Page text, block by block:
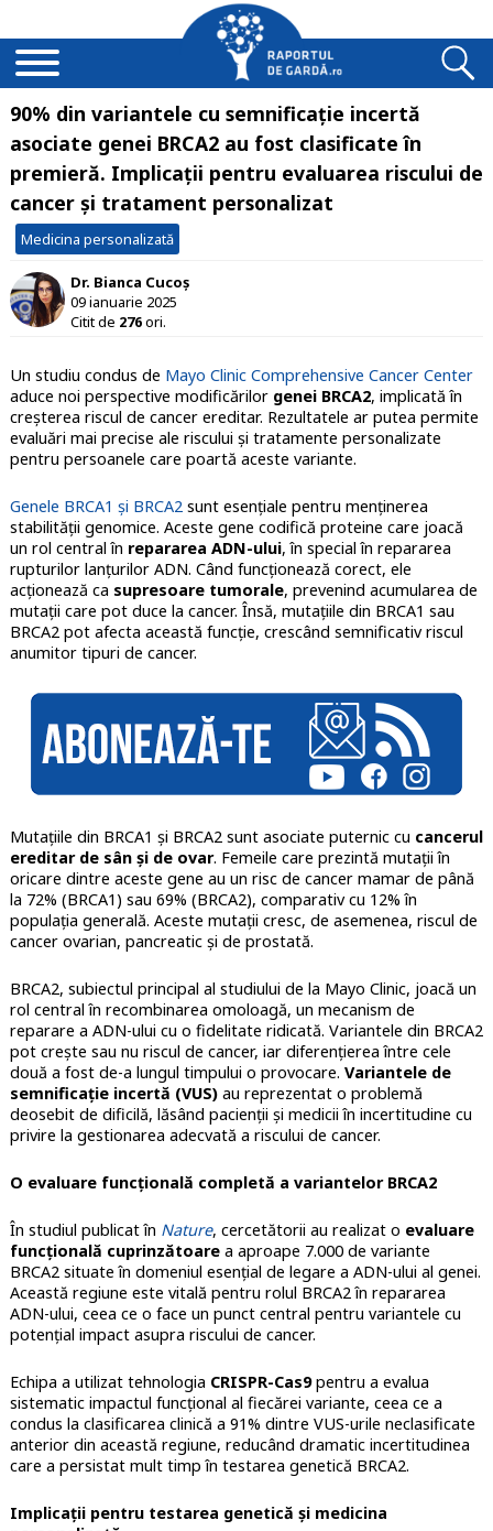
90% din variantele cu semnificație incertă
asociate genei BRCA2 au fost clasificate în
premieră. Implicații pentru evaluarea riscului de
cancer și tratament personalizat
Medicina personalizată
Dr. Bianca Cucoș
09 ianuarie 2025
Citit de 276ori.
Un studiu condus de Mayo Clinic Comprehensive Cancer Center
aduce noi perspective modificărilor genei BRCA2, implicată în
creșterea riscul de cancer ereditar. Rezultatele ar putea permite
evaluări mai precise ale riscului și tratamente personalizate
pentru persoanele care poartă aceste variante.
Genele BRCA1 și BRCA2sunt esențiale pentru menținerea
stabilității genomice. Aceste gene codifică proteine care joacă
un rol central în repararea ADN-ului, în special în repararea
rupturilor lanțurilor ADN. Când funcționează corect, ele
acționează ca supresoare tumorale, prevenind acumularea de
mutații care pot duce la cancer. Însă, mutațiile din BRCA1 sau
BRCA2 pot afecta această funcție, crescând semnificativ riscul
anumitor tipuri de cancer.
Mutațiile din BRCA1 și BRCA2 sunt asociate puternic cu cancerul
ereditar de sân și de ovar. Femeile care prezintă mutații în
oricare dintre aceste gene au un risc de cancer mamar de până
la 72% (BRCA1) sau 69% (BRCA2), comparativ cu 12% în
populația generală. Aceste mutații cresc, de asemenea, riscul de
cancer ovarian, pancreatic și de prostată.
BRCA2, subiectul principal al studiului de la Mayo Clinic, joacă un
rol central în recombinarea omoloagă, un mecanism de
reparare a ADN-ului cu o fidelitate ridicată. Variantele din BRCA2
pot crește sau nu riscul de cancer, iar diferențierea între cele
două a fost de-a lungul timpului o provocare. Variantele de
semnificație incertă (VUS)au reprezentat o problemă
deosebit de dificilă, lăsând pacienții și medicii în incertitudine cu
privire la gestionarea adecvată a riscului de cancer.
O evaluare funcțională completă a variantelor BRCA2
În studiul publicat în Nature, cercetătorii au realizat o evaluare
funcțională cuprinzătoarea aproape 7.000 de variante
BRCA2 situate în domeniul esențial de legare a ADN-ului al genei.
Această regiune este vitală pentru rolul BRCA2 în repararea
ADN-ului, ceea ce o face un punct central pentru variantele cu
potențial impact asupra riscului de cancer.
Echipa a utilizat tehnologia CRISPR-Cas9pentru a evalua
sistematic impactul funcțional al fiecărei variante, ceea ce a
condus la clasificarea clinică a 91% dintre VUS-urile neclasificate
anterior din această regiune, reducând dramatic incertitudinea
care a persistat mult timp în testarea genetică BRCA2.
Implicații pentru testarea genetică și medicina